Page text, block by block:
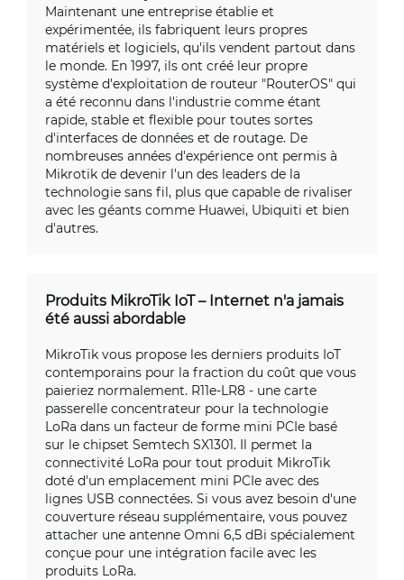
Maintenant une entreprise établie et
expérimentée, ils fabriquent leurs propres
matériels et logiciels, qu'ils vendent partout dans
le monde. En 1997, ils ont créé leur propre
système d'exploitation de routeur "RouterOS" qui
a été reconnu dans l'industrie comme étant
rapide, stable et flexible pour toutes sortes
d'interfaces de données et de routage. De
nombreuses années d'expérience ont permis à
Mikrotik de devenir l'un des leaders de la
technologie sans fil, plus que capable de rivaliser
avec les géants comme Huawei, Ubiquiti et bien
d'autres.
Produits MikroTik IoT – Internet n'a jamais
été aussi abordable
MikroTik vous propose les derniers produits IoT
contemporains pour la fraction du coût que vous
paieriez normalement. R11e-LR8 - une carte
passerelle concentrateur pour la technologie
LoRa dans un facteur de forme mini PCIe basé
sur le chipset Semtech SX1301. Il permet la
connectivité LoRa pour tout produit MikroTik
doté d'un emplacement mini PCIe avec des
lignes USB connectées. Si vous avez besoin d'une
couverture réseau supplémentaire, vous pouvez
attacher une antenne Omni 6,5 dBi spécialement
conçue pour une intégration facile avec les
produits LoRa.